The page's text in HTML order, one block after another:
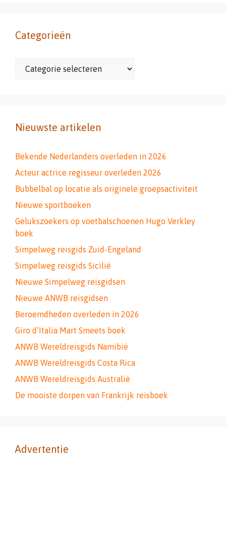
Categorieën
Categorieën
Nieuwste artikelen
Bekende Nederlanders overleden in 2026
Acteur actrice regisseur overleden 2026
Bubbelbal op locatie als originele groepsactiviteit
Nieuwe sportboeken
Gelukszoekers op voetbalschoenen Hugo Verkley
boek
Simpelweg reisgids Zuid-Engeland
Simpelweg reisgids Sicilië
Nieuwe Simpelweg reisgidsen
Nieuwe ANWB reisgidsen
Beroemdheden overleden in 2026
Giro d’Italia Mart Smeets boek
ANWB Wereldreisgids Namibië
ANWB Wereldreisgids Costa Rica
ANWB Wereldreisgids Australië
De mooiste dorpen van Frankrijk reisboek
Advertentie